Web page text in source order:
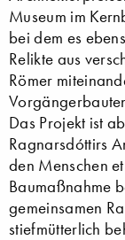
Museum im
bei dem es
Relikte aus
Römer
Das Projekt ist
Ragnarsdóttirs
den Menschen
Baumaßnahme
gemeinsamen
stiefmütterlich